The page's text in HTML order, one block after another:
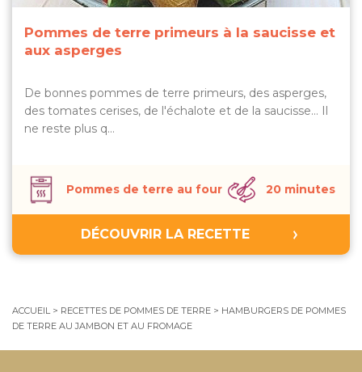
Pommes de terre primeurs à la saucisse et
aux asperges
De bonnes pommes de terre primeurs, des asperges,
des tomates cerises, de l'échalote et de la saucisse… Il
ne reste plus q…
Pommes de terre au four 20 minutes
DÉCOUVRIR LA RECETTE
ACCUEIL> RECETTES DE POMMES DE TERRE > HAMBURGERS DE POMMES
DE TERRE AU JAMBON ET AU FROMAGE